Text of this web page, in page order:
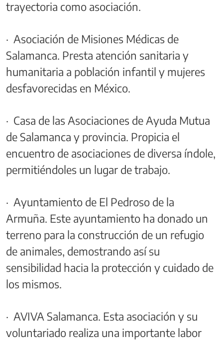
trayectoria como asociación.
· Asociación de Misiones Médicas de
Salamanca. Presta atención sanitaria y
humanitaria a población infantil y mujeres
desfavorecidas en México.
· Casa de las Asociaciones de Ayuda Mutua
de Salamanca y provincia. Propicia el
encuentro de asociaciones de diversa índole,
permitiéndoles un lugar de trabajo.
· Ayuntamiento de El Pedroso de la
Armuña. Este ayuntamiento ha donado un
terreno para la construcción de un refugio
de animales, demostrando así su
sensibilidad hacia la protección y cuidado de
los mismos.
· AVIVA Salamanca. Esta asociación y su
voluntariado realiza una importante labor